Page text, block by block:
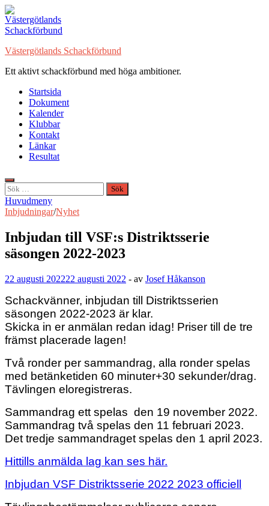
Hoppa
till
innehåll
Västergötlands Schackförbund
Ett aktivt schackförbund med höga ambitioner.
Startsida
Dokument
Kalender
Klubbar
Kontakt
Länkar
Resultat
Sök
efter:
Huvudmeny
Inbjudningar/Nyhet
Inbjudan till VSF:s Distriktsserie
säsongen 2022-2023
22 augusti 202222 augusti 2022 - av Josef Håkanson
Schackvänner, inbjudan till Distriktsserien
säsongen 2022-2023 är klar.
Skicka in er anmälan redan idag! Priser till de tre
främst placerade lagen!
Två ronder per sammandrag, alla ronder spelas
med betänketiden 60 minuter+30 sekunder/drag.
Tävlingen eloregistreras.
Sammandrag ett spelas den 19 november 2022.
Sammandrag två spelas den 11 februari 2023.
Det tredje sammandraget spelas den 1 april 2023.
Hittills anmälda lag kan ses här.
Inbjudan VSF Distriktsserie 2022 2023 officiell